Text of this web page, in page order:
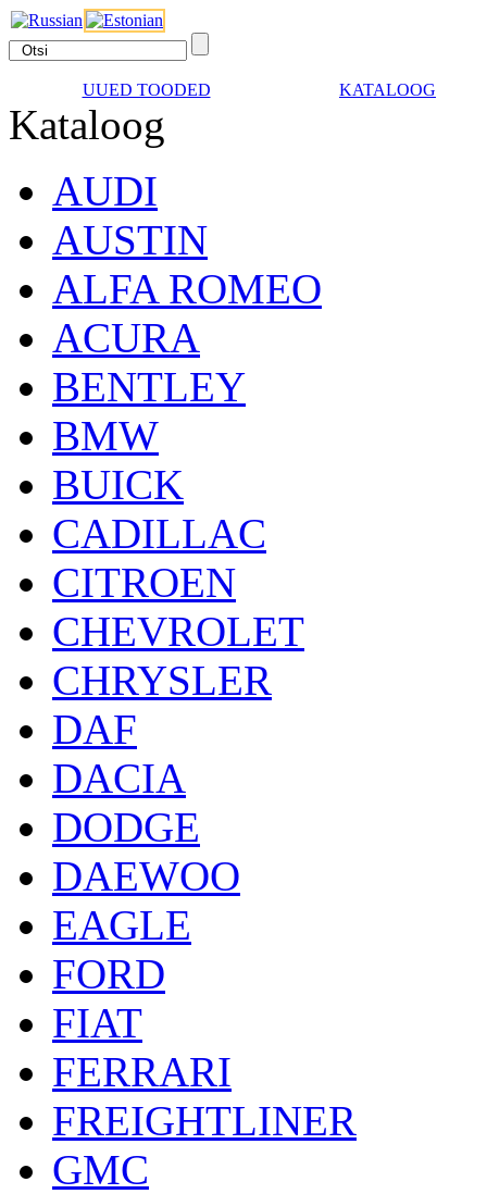
UUED TOODED KATALOOG
Kataloog
AUDI
AUSTIN
ALFA ROMEO
ACURA
BENTLEY
BMW
BUICK
CADILLAC
CITROEN
CHEVROLET
CHRYSLER
DAF
DACIA
DODGE
DAEWOO
EAGLE
FORD
FIAT
FERRARI
FREIGHTLINER
GMC